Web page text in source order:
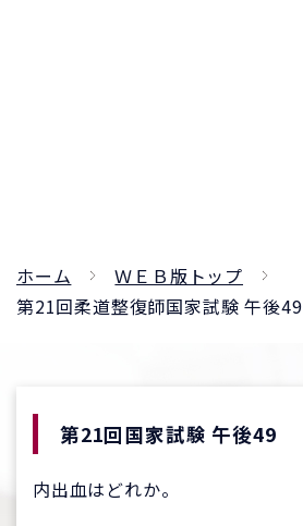
ホーム
ＷＥＢ版トップ
第21回柔道整復師国家試験 午後49
第21回国家試験 午後49
内出血はどれか。